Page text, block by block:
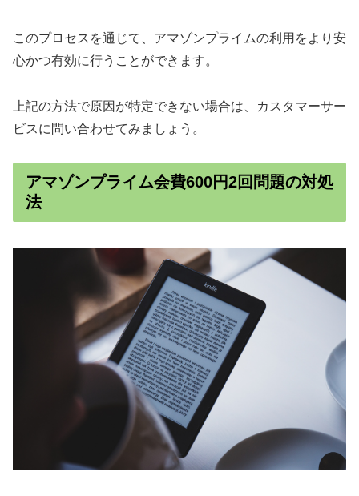
このプロセスを通じて、アマゾンプライムの利用をより安
心かつ有効に行うことができます。
上記の方法で原因が特定できない場合は、カスタマーサー
ビスに問い合わせてみましょう。
アマゾンプライム会費600円2回問題の対処
法